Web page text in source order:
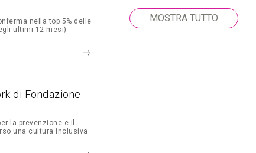
nella top 5% delle
ultimi 12 mesi)
di Fondazione
la prevenzione e il
una cultura inclusiva.
MOSTRA TUTTO